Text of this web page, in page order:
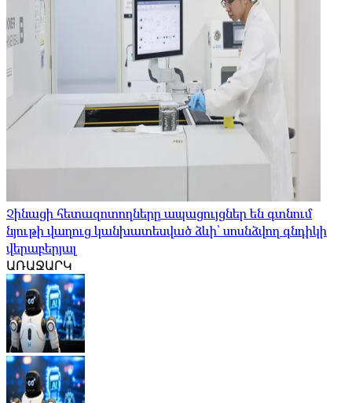
Չինացի հետազոտողները ապացույցներ են գտնում
նյութի վաղուց կանխատեսված ձևի՝ սոսնձվող գնդիկի
վերաբերյալ
ԱՌԱՋԱՐԿ